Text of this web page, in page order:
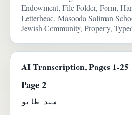
Endowment, File Folder, Form,
Letterhead, Masooda Saliman
Jewish Community, Property,
AI Transcription, Pages 1-25
Page 2
سند طابو